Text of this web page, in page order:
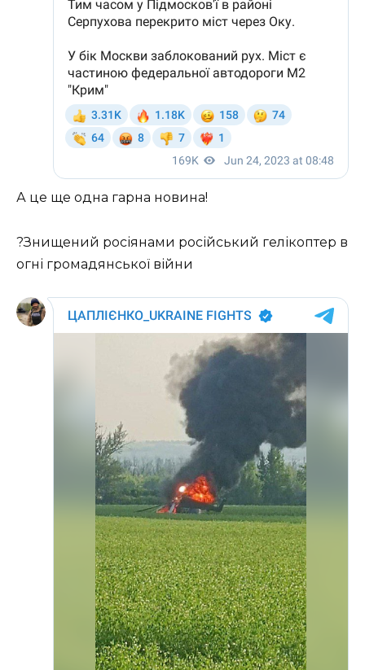
А це ще одна гарна новина!
?Знищений росіянами російський гелікоптер в
огні громадянської війни